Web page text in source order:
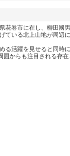
花巻市に在し、柳田國
ている北上山地が周辺
る活躍を見せると同時
からも注目される存在